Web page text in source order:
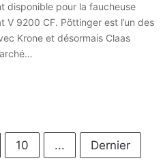
disponible pour la faucheuse
V 9200 CF. Pöttinger est l’un des
Krone et désormais Claas
10 ... Dernier